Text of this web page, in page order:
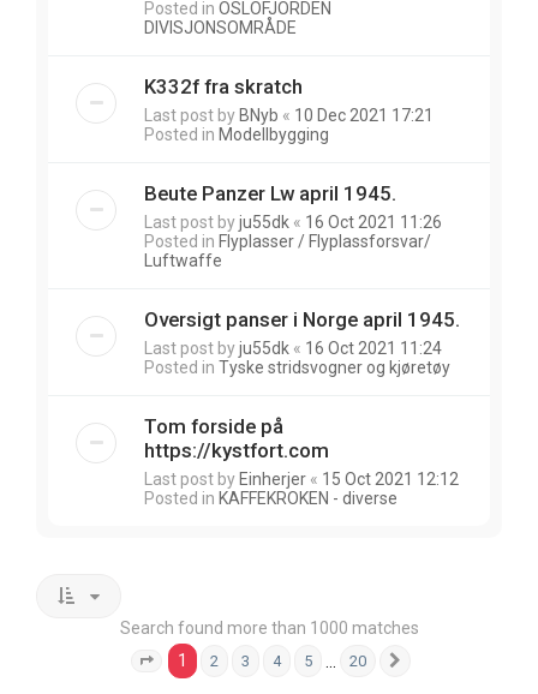
Posted in OSLOFJORDEN
DIVISJONSOMRÅDE
K332f fra skratch
Last post by BNyb « 10 Dec 2021 17:21
Posted in Modellbygging
Beute Panzer Lw april 1945.
Last post byju55dk « 16 Oct 2021 11:26
Posted in Flyplasser / Flyplassforsvar/
Luftwaffe
Oversigt panser i Norge april 1945.
Last post byju55dk « 16 Oct 2021 11:24
Posted in Tyske stridsvogner og kjøretøy
Tom forside på
https://kystfort.com
Last post by Einherjer « 15 Oct 2021 12:12
Posted in KAFFEKROKEN - diverse
Search found more than 1000 matches
Page 1 of 20
1 2 3 4 5 20